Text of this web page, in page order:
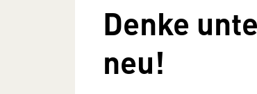
Denke
neu!